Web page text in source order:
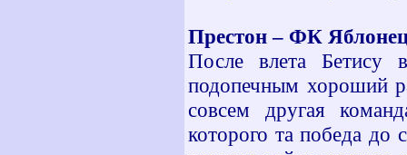
Престон – ФК
После влета Бетису
подопечным хороший
совсем другая
которого та победа до